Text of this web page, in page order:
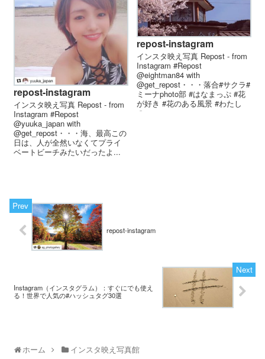
repost-instagram
インスタ映え写真 Repost - from
Instagram #Repost
@yuuka_japan with
@get_repost・・・海、最高️ この
日は、人が全然いなくてプライ
ベートビーチみたいだったよ...
repost-instagram
インスタ映え写真 Repost - from
Instagram #Repost
@eightman84 with
@get_repost・・・落合#サクラ#
ミーナphoto部 #はなまっぷ #花
が好き #花のある風景 #わたし
の...
repost-instagram
Instagram（インスタグラム）：すぐにでも使え
る！世界で人気の#ハッシュタグ30選
ホーム インスタ映え写真館